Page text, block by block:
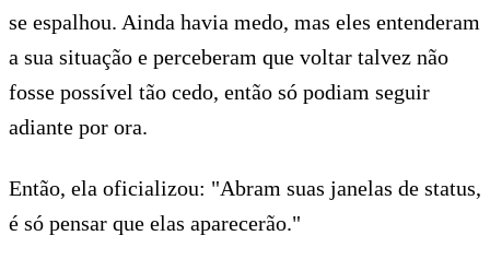
se espalhou. Ainda havia medo, mas eles entenderam
a sua situação e perceberam que voltar talvez não
fosse possível tão cedo, então só podiam seguir
adiante por ora.
Então, ela oficializou: "Abram suas janelas de status,
é só pensar que elas aparecerão."